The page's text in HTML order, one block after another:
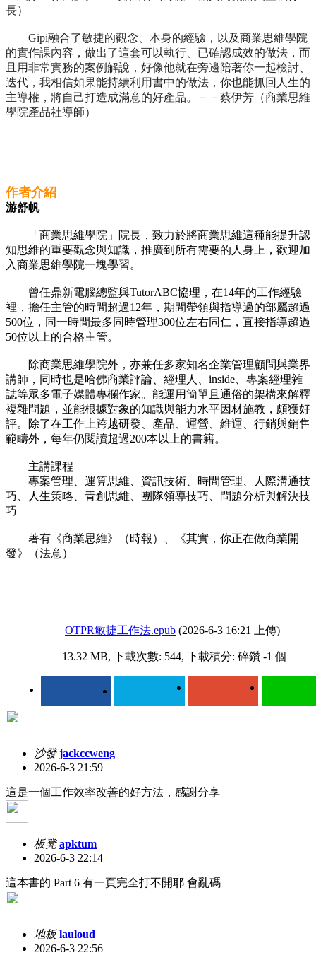
長）
Gipi融合了敏捷的觀念、本身的經驗，以及商業思維學院
的實作課內容，做出了這套可以執行、已確認成效的做法，而
且用非常實務的案例解說，好像他就在旁邊陪著你一起檢討、
迭代，我相信如果能持續利用書中的做法，你也能抓回人生的
主導權，將自己打造成滿意的好產品。－－蔡伊芳（商業思維
學院產品社導師）
作者介紹
游舒帆
「商業思維學院」院長，致力於將商業思維這種能提升認
知思維的重要觀念與知識，推廣到所有需要的人身上，歡迎加
入商業思維學院一塊學習。
曾任鼎新電腦總監與TutorABC協理，在14年的工作經驗
裡，擔任主管的時間超過12年，期間帶領與指導過的部屬超過
500位，同一時間最多同時管理300位左右同仁，直接指導超過
50位以上的合格主管。
除商業思維學院外，亦兼任多家知名企業管理顧問與業界
講師，同時也是哈佛商業評論、經理人、inside、專案經理雜
誌等眾多電子媒體專欄作家。能運用簡單且通俗的架構來解釋
複雜問題，並能根據對象的知識與能力水平因材施教，頗獲好
評。除了在工作上跨越研發、產品、運營、維運、行銷與銷售
範疇外，每年仍閱讀超過200本以上的書籍。
主講課程
專案管理、運算思維、資訊技術、時間管理、人際溝通技
巧、人生策略、青創思維、團隊領導技巧、問題分析與解決技
巧
著有《商業思維》（時報）、《其實，你正在做商業開
發》（法意）
OTPR敏捷工作法.epub (2026-6-3 16:21 上傳)
13.32 MB, 下載次數: 544, 下載積分: 碎鑽 -1 個
沙發 jackccweng
2026-6-3 21:59
這是一個工作效率改善的好方法，感謝分享
板凳 apktum
2026-6-3 22:14
這本書的 Part 6 有一頁完全打不開耶 會亂碼
地板 lauloud
2026-6-3 22:56